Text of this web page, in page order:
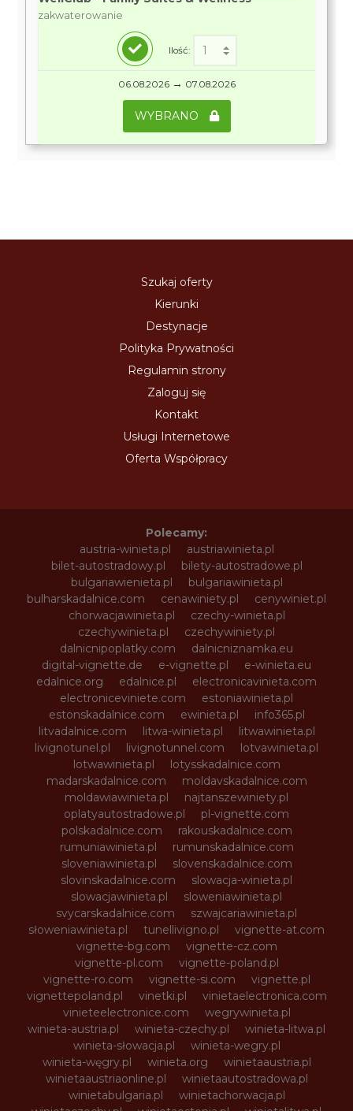
zakwaterowanie
Ilość:
06.08.2026 → 07.08.2026
WYBRANO
Szukaj oferty
Kierunki
Destynacje
Polityka Prywatności
Regulamin strony
Zaloguj się
Kontakt
Usługi Internetowe
Oferta Współpracy
Polecamy:
austria-winieta.pl
austriawinieta.pl
bilet-autostradowy.pl
bilety-autostradowe.pl
bulgariawienieta.pl
bulgariawinieta.pl
bulharskadalnice.com
cenawiniety.pl
cenywiniet.pl
chorwacjawinieta.pl
czechy-winieta.pl
czechywinieta.pl
czechywiniety.pl
dalnicnipoplatky.com
dalnicniznamka.eu
digital-vignette.de
e-vignette.pl
e-winieta.eu
edalnice.org
edalnice.pl
electronicavinieta.com
electroniceviniete.com
estoniawinieta.pl
estonskadalnice.com
ewinieta.pl
info365.pl
litvadalnice.com
litwa-winieta.pl
litwawinieta.pl
livignotunel.pl
livignotunnel.com
lotvawinieta.pl
lotwawinieta.pl
lotysskadalnice.com
madarskadalnice.com
moldavskadalnice.com
moldawiawinieta.pl
najtanszewiniety.pl
oplatyautostradowe.pl
pl-vignette.com
polskadalnice.com
rakouskadalnice.com
rumuniawinieta.pl
rumunskadalnice.com
sloveniawinieta.pl
slovenskadalnice.com
slovinskadalnice.com
slowacja-winieta.pl
slowacjawinieta.pl
sloweniawinieta.pl
svycarskadalnice.com
szwajcariawinieta.pl
słoweniawinieta.pl
tunellivigno.pl
vignette-at.com
vignette-bg.com
vignette-cz.com
vignette-pl.com
vignette-poland.pl
vignette-ro.com
vignette-si.com
vignette.pl
vignettepoland.pl
vinetki.pl
vinietaelectronica.com
vinieteelectronice.com
wegrywinieta.pl
winieta-austria.pl
winieta-czechy.pl
winieta-litwa.pl
winieta-słowacja.pl
winieta-wegry.pl
winieta-węgry.pl
winieta.org
winietaaustria.pl
winietaaustriaonline.pl
winietaautostradowa.pl
winietabulgaria.pl
winietachorwacja.pl